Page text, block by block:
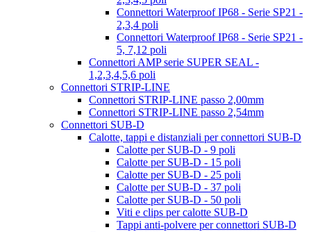
Connettori Waterproof IP68 - Serie SP21 -
2,3,4 poli
Connettori Waterproof IP68 - Serie SP21 -
5, 7,12 poli
Connettori AMP serie SUPER SEAL -
1,2,3,4,5,6 poli
Connettori STRIP-LINE
Connettori STRIP-LINE passo 2,00mm
Connettori STRIP-LINE passo 2,54mm
Connettori SUB-D
Calotte, tappi e distanziali per connettori SUB-D
Calotte per SUB-D - 9 poli
Calotte per SUB-D - 15 poli
Calotte per SUB-D - 25 poli
Calotte per SUB-D - 37 poli
Calotte per SUB-D - 50 poli
Viti e clips per calotte SUB-D
Tappi anti-polvere per connettori SUB-D